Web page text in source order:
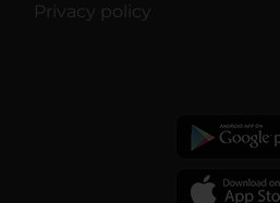
Privacy policy